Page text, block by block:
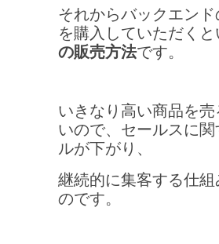
それからバックエン
を購入していただくと
の販売方法です。
いきなり高い商品を
いので、セールスに
ルが下がり、
継続的に集客する仕
のです。